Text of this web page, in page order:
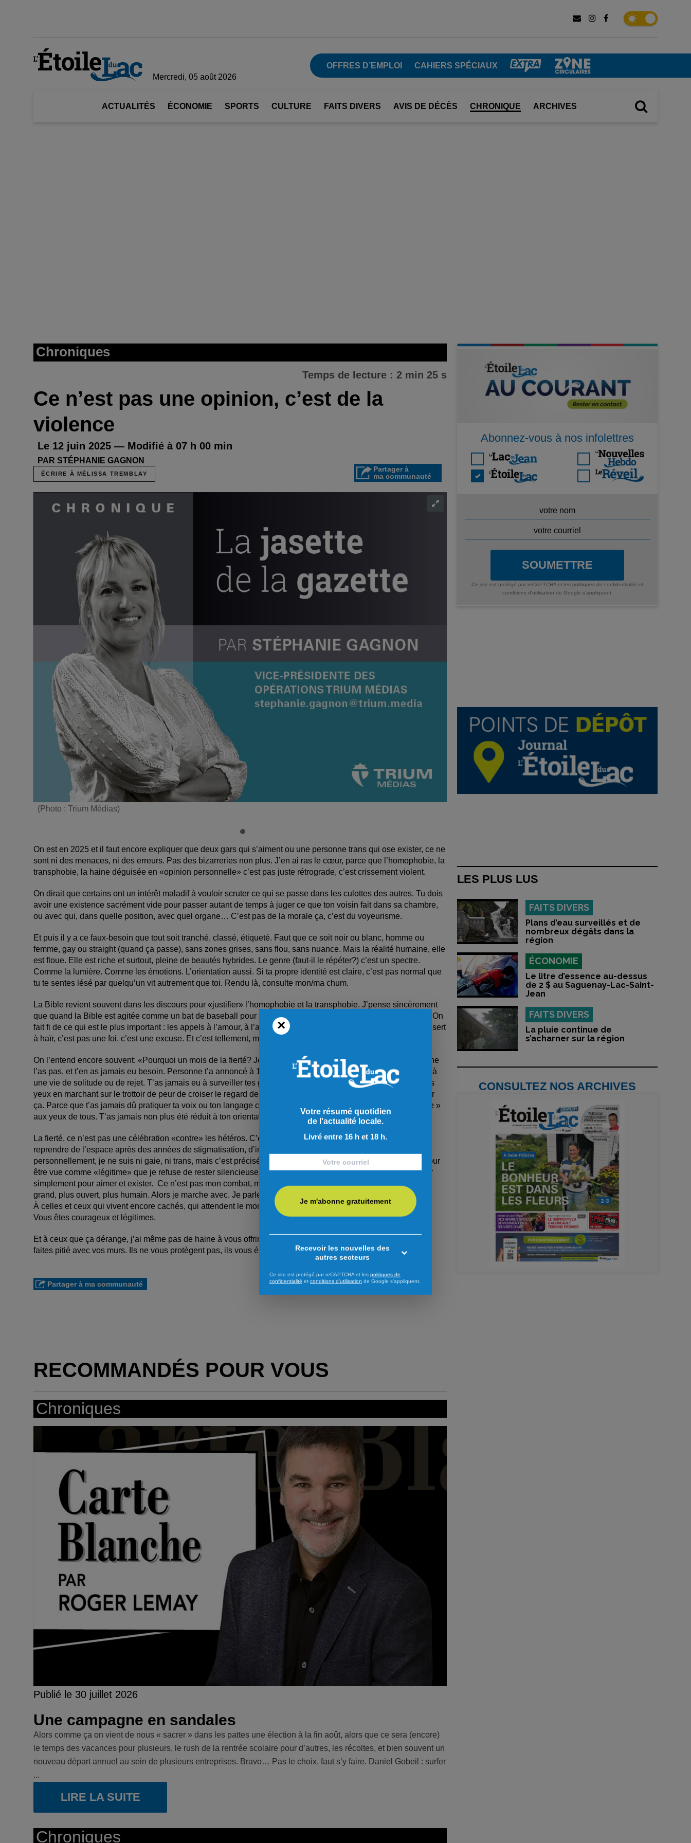
Mercredi, 05 août 2026
OFFRES D’EMPLOI CAHIERS SPÉCIAUX
ACTUALITÉS ÉCONOMIE SPORTS CULTURE FAITS DIVERS AVIS DE DÉCÈS CHRONIQUE ARCHIVES
Chroniques
Temps de lecture : 2 min 25 s
Ce n’est pas une opinion, c’est de la
violence
Le 12 juin 2025 — Modifié à 07 h 00 min
PAR STÉPHANIE GAGNON
ÉCRIRE À MÉLISSA TREMBLAY
Partager à
ma communauté
(Photo : Trium Médias)
On est en 2025 et il faut encore expliquer que deux gars qui s’aiment ou une personne trans qui ose exister, ce ne
sont ni des menaces, ni des erreurs. Pas des bizarreries non plus. J’en ai ras le cœur, parce que l’homophobie, la
transphobie, la haine déguisée en «opinion personnelle» c’est pas juste rétrograde, c’est crissement violent.
On dirait que certains ont un intérêt maladif à vouloir scruter ce qui se passe dans les culottes des autres. Tu dois
avoir une existence sacrément vide pour passer autant de temps à juger ce que ton voisin fait dans sa chambre,
ou avec qui, dans quelle position, avec quel organe… C’est pas de la morale ça, c’est du voyeurisme.
Et puis il y a ce faux-besoin que tout soit tranché, classé, étiqueté. Faut que ce soit noir ou blanc, homme ou
femme, gay ou straight (quand ça passe), sans zones grises, sans flou, sans nuance. Mais la réalité humaine, elle
est floue. Elle est riche et surtout, pleine de beautés hybrides. Le genre (faut-il le répéter?) c’est un spectre.
Comme la lumière. Comme les émotions. L’orientation aussi. Si ta propre identité est claire, c’est pas normal que
tu te sentes lésé par quelqu’un vit autrement que toi. Rendu là, consulte mon/ma chum.
La Bible revient souvent dans les discours pour «justifier» l’homophobie et la transphobie. J’pense sincèrement
que quand la Bible est agitée comme un bat de baseball pour juger ou opprimer, on est dans le champ solide. On
fait fi de ce qui est le plus important : les appels à l’amour, à l’accueil, à la compassion. La religion, quand elle sert
à haïr, c’est pas une foi, c’est une excuse. Et c’est tellement, mais tellement petit.
On l’entend encore souvent: «Pourquoi un mois de la fierté? Je l’ai pas moi, mon mois des hétéros!» Non. Tu ne
l’as pas, et t’en as jamais eu besoin. Personne t’a annoncé à 14 ans qu’aimer l’autre sexe allait te condamner à
une vie de solitude ou de rejet. T’as jamais eu à surveiller tes gestes d’affection dans un resto, ou à baisser les
yeux en marchant sur le trottoir de peur de croiser le regard de quelqu’un qui pourrait t’insulter ou te battre pour
ça. Parce que t’as jamais dû pratiquer ta voix ou ton langage corporel dans le miroir pour paraître « plus neutre »
aux yeux de tous. T’as jamais non plus été réduit à ton orientation comme si c’était tout ce que tu étais.
La fierté, ce n’est pas une célébration «contre» les hétéros. C’est une respiration collective, une façon de
reprendre de l’espace après des années de stigmatisation, d’invisibilité, de peur. Je n’ai pas vécu ça
personnellement, je ne suis ni gaie, ni trans, mais c’est précisément parce que je n’ai jamais eu à me battre pour
être vue comme «légitime» que je refuse de rester silencieuse pendant que d’autres doivent encore se justifier
simplement pour aimer et exister. Ce n’est pas mon combat, mais c’est mon monde. Et je veux qu’il soit plus
grand, plus ouvert, plus humain. Alors je marche avec. Je parle avec. Je vais toujours me tenir debout avec.
À celles et ceux qui vivent encore cachés, qui attendent le moment de dire enfin qui ils sont : vous êtes beaux.
Vous êtes courageux et légitimes.
Et à ceux que ça dérange, j’ai même pas de haine à vous offrir, juste une immense peine, parce que vous me
faites pitié avec vos murs. Ils ne vous protègent pas, ils vous étouffent.
Partager à ma communauté
RECOMMANDÉS POUR VOUS
Chroniques
Publié le 30 juillet 2026
Une campagne en sandales
Alors comme ça on vient de nous « sacrer » dans les pattes une élection à la fin août, alors que ce sera (encore)
le temps des vacances pour plusieurs, le rush de la rentrée scolaire pour d’autres, les récoltes, et bien souvent un
nouveau départ annuel au sein de plusieurs entreprises. Bravo… Pas le choix, faut s’y faire. Daniel Gobeil : surfer
...
LIRE LA SUITE
Chroniques
Abonnez-vous à nos infolettres
SOUMETTRE
Ce site est protégé par reCAPTCHA et les politiques de confidentialité et
conditions d'utilisation de Google s'appliquent.
LES PLUS LUS
FAITS DIVERS
Plans d’eau surveillés et de
nombreux dégâts dans la
région
ÉCONOMIE
Le litre d’essence au-dessus
de 2 $ au Saguenay-Lac-Saint-
Jean
FAITS DIVERS
La pluie continue de
s’acharner sur la région
CONSULTEZ NOS ARCHIVES
×
Votre résumé quotidien
de l'actualité locale.
Livré entre 16 h et 18 h.
Je m'abonne gratuitement
Recevoir les nouvelles des
autres secteurs
Ce site est protégé par reCAPTCHA et les politiques de
confidentialité et conditions d'utilisation de Google s'appliquent.